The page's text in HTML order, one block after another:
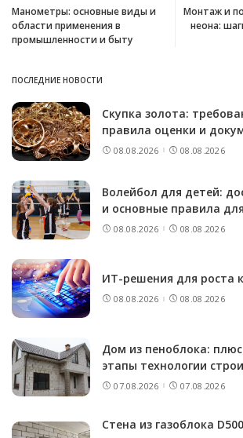
Манометры: основные виды и
области применения в
промышленности и быту
Монтаж и
неона:
ПОСЛЕДНИЕ НОВОСТИ
Скупка золота:
правила оценки и
08.08.2026 08.08.2026
Волейбол для детей:
и основные правила
08.08.2026 08.08.2026
ИТ-решения для роста
08.08.2026 08.08.2026
Дом из пеноблока:
этапы технологии
07.08.2026 07.08.2026
Стена из газоблока